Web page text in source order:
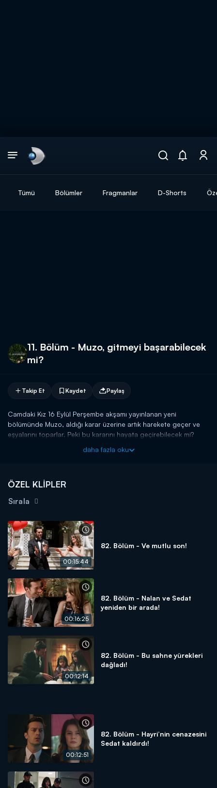
Tümü Bölümler Fragmanlar D-Shorts
11. Bölüm - Muzo, gitmeyi başarabilecek
mi?
Takip Et Kaydet Paylaş
Camdaki Kız 16 Eylül Perşembe akşamı yayınlanan yeni
bölümünde Muzo, aldığı karar üzerine artık harekete geçer ve
eşyalarını toparlar. Peki bu kararını hayata geçirebilecek mi?
daha fazla oku
ÖZEL KLİPLER
Sırala
00:15:44
82. Bölüm - Ve mutlu son!
00:16:25
82. Bölüm - Nalan ve Sedat
yeniden bir arada!
00:12:14
82. Bölüm - Bu sahne yürekleri
dağladı!
00:12:51
82. Bölüm - Hayri’nin cenazesini
Sedat kaldırdı!